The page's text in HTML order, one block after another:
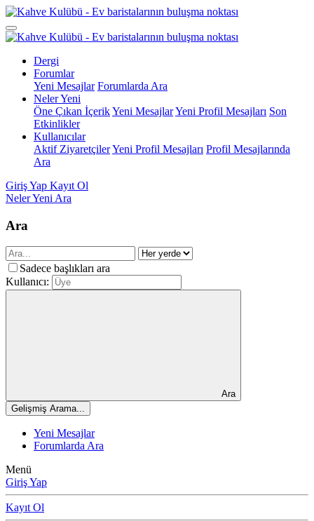
Dergi
Forumlar
Yeni Mesajlar Forumlarda Ara
Neler Yeni
Öne Çıkan İçerikYeni MesajlarYeni Profil Mesajları Son
Etkinlikler
Kullanıcılar
Aktif ZiyaretçilerYeni Profil Mesajları Profil Mesajlarında
Ara
Giriş Yap Kayıt Ol
Neler Yeni Ara
Ara
Sadece başlıkları ara
Kullanıcı:
Ara
Gelişmiş Arama...
Yeni Mesajlar
Forumlarda Ara
Menü
Giriş Yap
Kayıt Ol